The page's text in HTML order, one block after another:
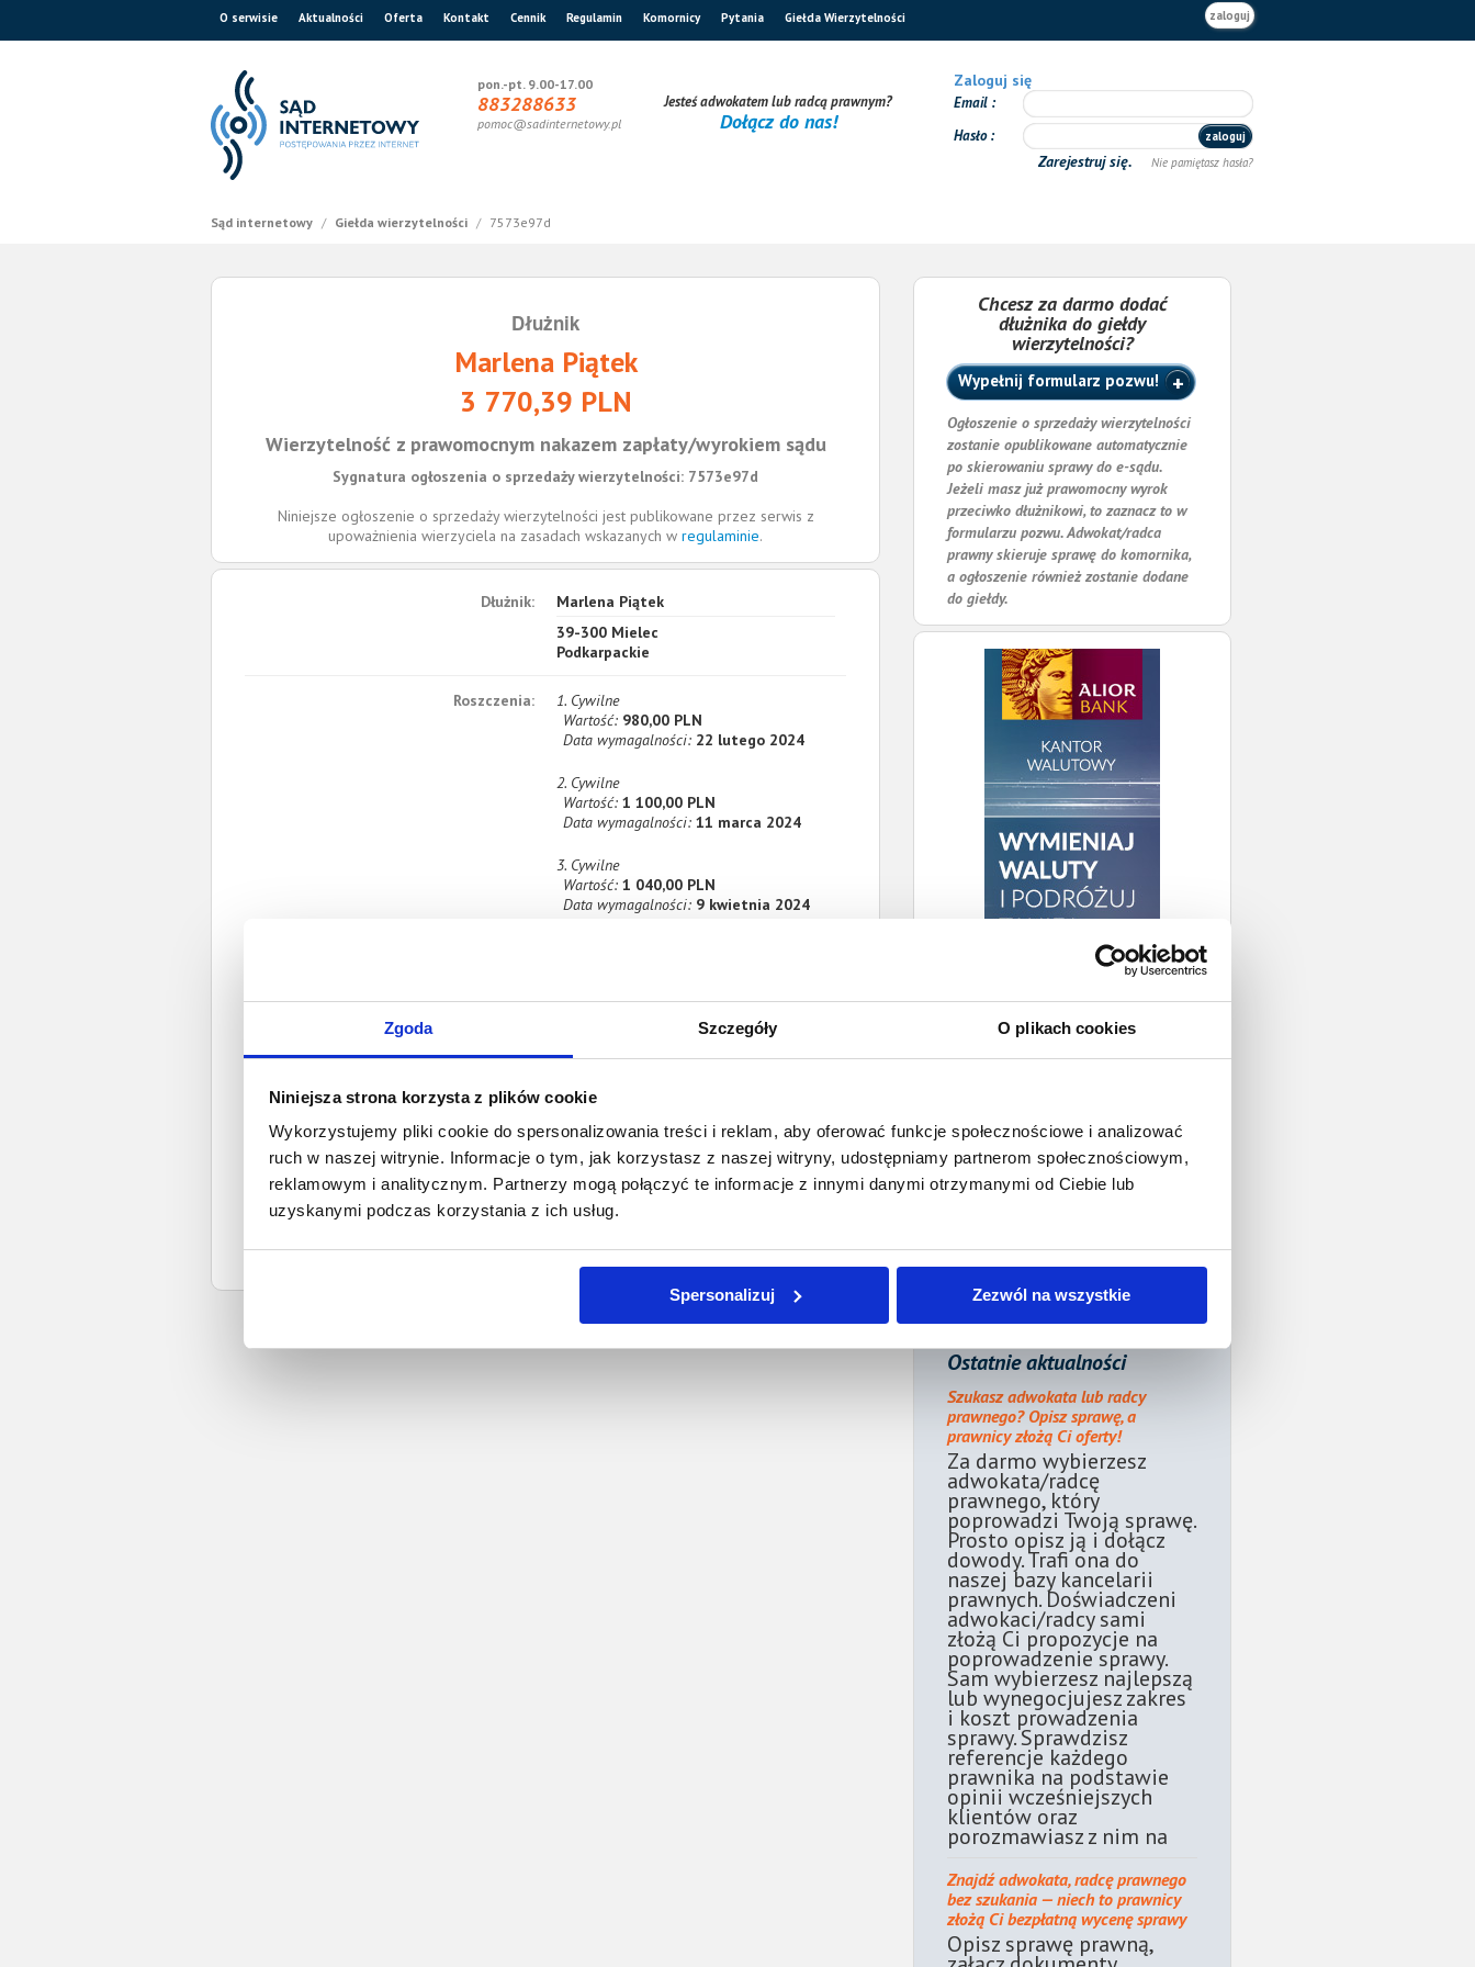
Zgoda Szczegóły O plikach cookies
Niniejsza strona korzysta z plików cookie
Wykorzystujemy pliki cookie do spersonalizowania treści i reklam, aby oferować funkcje społecznościowe i analizować
ruch w naszej witrynie. Informacje o tym, jak korzystasz z naszej witryny, udostępniamy partnerom społecznościowym,
reklamowym i analitycznym. Partnerzy mogą połączyć te informacje z innymi danymi otrzymanymi od Ciebie lub
uzyskanymi podczas korzystania z ich usług.
Spersonalizuj Zezwól na wszystkie
O serwisie Aktualności Oferta Kontakt Cennik Regulamin Komornicy Pytania Giełda Wierzytelności zaloguj
pon.-pt. 9.00-17.00
883288633
pomoc@sadinternetowy.pl
Jesteś adwokatem lub radcą prawnym?
Dołącz do nas!
Zaloguj się
Email
Hasło
zaloguj
Zarejestruj się. Nie pamiętasz hasła?
Sąd internetowy / Giełda wierzytelności / 7573e97d
Dłużnik
Marlena Piątek
3 770,39 PLN
Wierzytelność z prawomocnym nakazem zapłaty/wyrokiem sądu
Sygnatura ogłoszenia o sprzedaży wierzytelności: 7573e97d
Niniejsze ogłoszenie o sprzedaży wierzytelności jest publikowane przez serwis z
upoważnienia wierzyciela na zasadach wskazanych w regulaminie.
Dłużnik:
Marlena Piątek
39-300 Mielec
Podkarpackie
Roszczenia:
1. Cywilne
Wartość: 980,00 PLN
Data wymagalności: 22 lutego 2024
2. Cywilne
Wartość: 1 100,00 PLN
Data wymagalności: 11 marca 2024
3. Cywilne
Wartość: 1 040,00 PLN
Data wymagalności: 9 kwietnia 2024
Całkowita wartość wierzytelności:
3 770,39 PLN
Prawomocny nakaz zapłaty/
17 października 2024
Data wystawienia: 17 października 2024
Zapytaj sprzedającego / Wyślij propozycję zakupu
Zobacz więcej wierzytelności z tejmiejscowościlubwojewództwa!
Chcesz za darmo dodać
dłużnika do giełdy
wierzytelności?
Wypełnij formularz pozwu!
Ogłoszenie o sprzedaży wierzytelności
zostanie opublikowane automatycznie
po skierowaniu sprawy do e-sądu.
Jeżeli masz już prawomocny wyrok
przeciwko dłużnikowi, to zaznacz to w
formularzu pozwu. Adwokat/radca
prawny skieruje sprawę do komornika,
a ogłoszenie również zostanie dodane
do giełdy.
Ostatnie aktualności
Szukasz adwokata lub radcy
prawnego? Opisz sprawę, a
prawnicy złożą Ci oferty!
Za darmo wybierzesz
adwokata/radcę
prawnego, który
poprowadzi Twoją sprawę.
Prosto opisz ją i dołącz
dowody. Trafi ona do
naszej bazy kancelarii
prawnych. Doświadczeni
adwokaci/radcy sami
złożą Ci propozycje na
poprowadzenie sprawy.
Sam wybierzesz najlepszą
lub wynegocjujesz zakres
i koszt prowadzenia
sprawy. Sprawdzisz
referencje każdego
prawnika na podstawie
opinii wcześniejszych
klientów oraz
porozmawiasz z nim na
Znajdź adwokata, radcę prawnego
bez szukania — niech to prawnicy
złożą Ci bezpłatną wycenę sprawy
Opisz sprawę prawną,